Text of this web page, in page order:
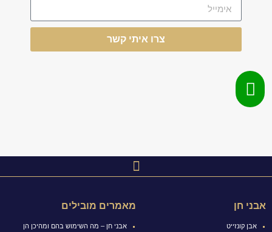
צרו איתי קשר
אבני חן
אבן קונזייט
מאמרים מובילים
אבני חן – מה השימוש בהם ומהיכן הן